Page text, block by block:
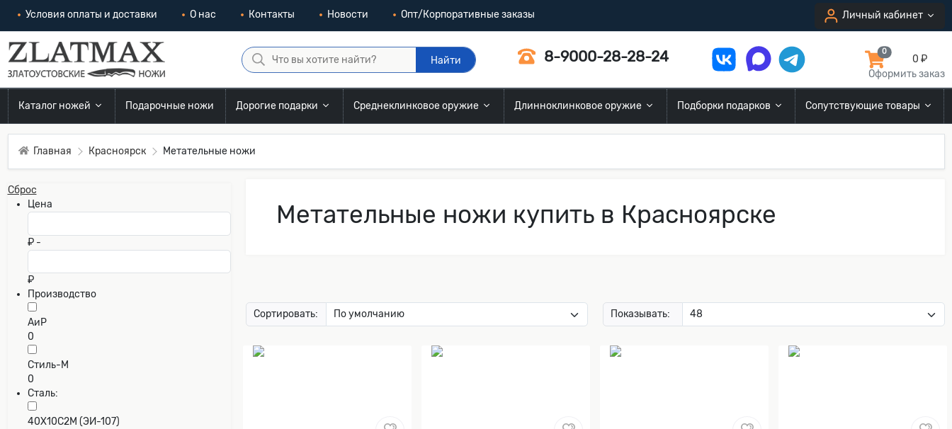
Условия оплаты и доставки О нас Контакты Новости Опт/Корпоративные заказы Личный кабинет
Найти 8-9000-28-28-24 0
0 ₽
Оформить заказ
Каталог ножей Подарочные ножи Дорогие подарки Среднеклинковое оружие Длинноклинковое оружие Подборки подарков Сопутствующие товары
Главная Красноярск Метательные ножи
Сброс
Цена
₽ -
₽
Производство
АиР
0
Стиль-М
0
Сталь:
40Х10С2М (ЭИ-107)
Метательные ножи купить в Красноярске
Сортировать: Показывать: